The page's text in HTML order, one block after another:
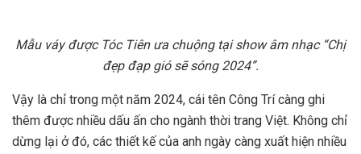
Mẫu váy được Tóc Tiên ưa chuộng tại show âm nhạc “Chị
đẹp đạp gió sẽ sóng 2024”.
Vậy là chỉ trong một năm 2024, cái tên Công Trí càng ghi
thêm được nhiều dấu ấn cho ngành thời trang Việt. Không chỉ
dừng lại ở đó, các thiết kế của anh ngày càng xuất hiện nhiều